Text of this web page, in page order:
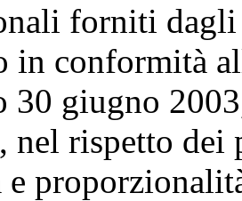
forniti
in conformità
30 giugno
nel rispetto dei
e